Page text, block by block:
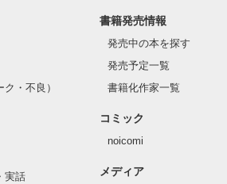
位！
ます❀
と　いつき)
はるか)
そして成長。
どき泣ける。
劇〜
・不良）
実話
書籍発売情報
発売中の本を探す
発売予定一覧
書籍化作家一覧
コミック
noicomi
メディア